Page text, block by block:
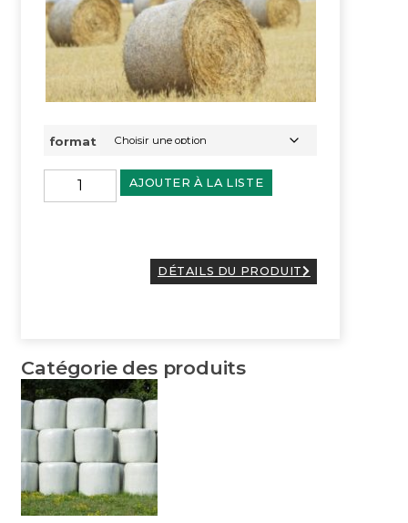
format
AJOUTER À LA LISTE
DÉTAILS DU PRODUIT
Catégorie des produits